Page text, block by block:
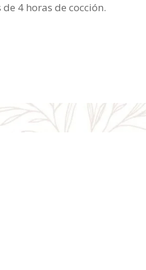
4 horas de cocción.